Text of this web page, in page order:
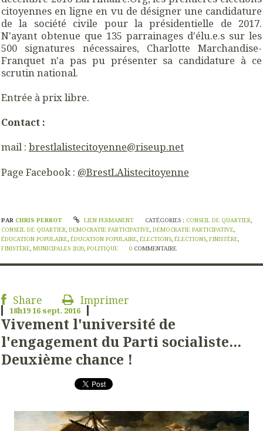
citoyennes en ligne en vu de désigner une candidature
de la société civile pour la présidentielle de 2017.
N'ayant obtenue que 135 parrainages d'élu.e.s sur les
500 signatures nécessaires, Charlotte Marchandise-
Franquet n'a pas pu présenter sa candidature à ce
scrutin national.
Entrée à prix libre.
Contact :
mail : brestlalistecitoyenne@riseup.net
Page Facebook : @BrestLAlistecitoyenne
PAR CHRIS PERROT LIEN PERMANENT CATÉGORIES : CONSEIL DE QUARTIER,
CONSEIL DE QUARTIER, DEMOCRATIE PARTICIPATIVE, DEMOCRATIE PARTICIPATIVE,
ÉDUCATION POPULAIRE, ÉDUCATION POPULAIRE, ÉLECTIONS, ÉLECTIONS, FINISTÈRE,
FINISTÈRE, MUNICIPALES 2020, POLITIQUE 0 COMMENTAIRE
Share Imprimer
18h1916 sept. 2016
Vivement l'université de
l'engagement du Parti socialiste...
Deuxième chance !